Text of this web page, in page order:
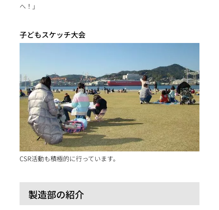
へ！」
子どもスケッチ大会
CSR活動も積極的に行っています。
製造部の紹介